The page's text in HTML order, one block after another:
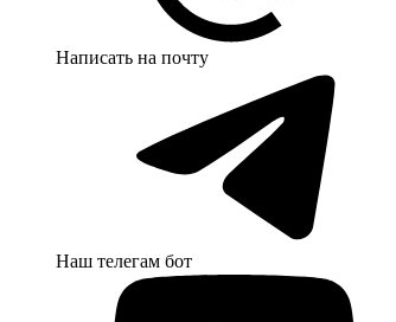
Написать на почту
Наш телегам бот